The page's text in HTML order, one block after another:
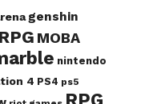
genshin
MOBA
nintendo
4 PS4 ps5